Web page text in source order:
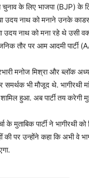
के लिए भाजपा (BJP) के
उदय नाथ को मनाने उनके
उदय नाथ को मना रहे थे उसी
तौर पर आम आदमी पार्टी
मनोज मिश्रा और ब्लॉक
भी मौजूद थे. भागीरथी
हुआ. अब पार्टी तय करेगी मुझे
के मुताबिक पार्टी ने भागीरथी
की पर उन्होंने कहा कि अभी वे